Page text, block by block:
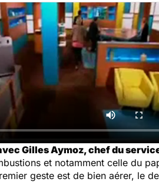
Gilles Aymoz, chef du
et notamment celle du
geste est de bien aérer, le